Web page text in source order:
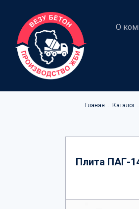
О
Гланая ... Каталог
Плита ПАГ-